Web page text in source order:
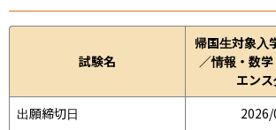
試験名
帰国生対象入
／情報・数
エンス
出願締切日